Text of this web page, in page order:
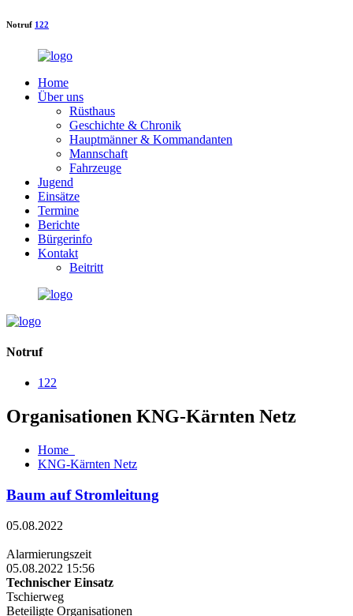
Notruf 122
Home
Über uns
Rüsthaus
Geschichte & Chronik
Hauptmänner & Kommandanten
Mannschaft
Fahrzeuge
Jugend
Einsätze
Termine
Berichte
Bürgerinfo
Kontakt
Beitritt
Notruf
122
Organisationen KNG-Kärnten Netz
Home
KNG-Kärnten Netz
Baum auf Stromleitung
05.08.2022
Alarmierungszeit
05.08.2022 15:56
Technischer Einsatz
Tschierweg
Beteiligte Organisationen